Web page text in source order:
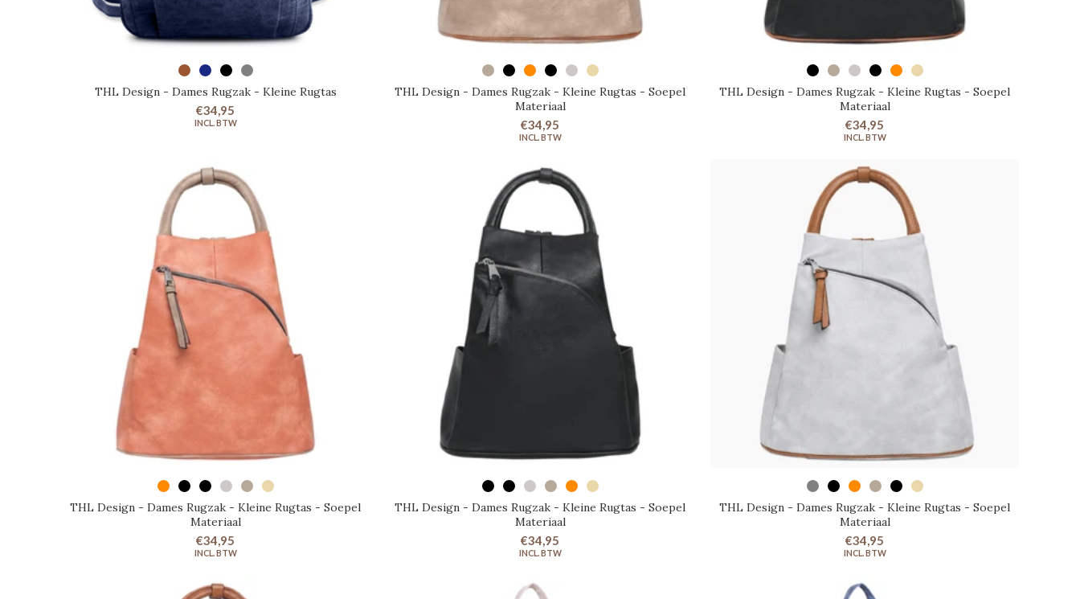
SELECTEER OPTIES
THL Design - Dames Rugzak - Kleine Rugtas
€34,95
SELECTEER OPTIES
THL Design - Dames Rugzak - Kleine Rugtas - Soepel
Materiaal
€34,95
SELECTEER OPTIES
THL Design - Dames Rugzak - Kleine Rugtas - Soepel
Materiaal
€34,95
SELECTEER OPTIES
THL Design - Dames Rugzak - Kleine Rugtas - Soepel
Materiaal
€34,95
SELECTEER OPTIES
THL Design - Dames Rugzak - Kleine Rugtas - Soepel
Materiaal
€34,95
SELECTEER OPTIES
THL Design - Dames Rugzak - Kleine Rugtas - Soepel
Materiaal
€34,95